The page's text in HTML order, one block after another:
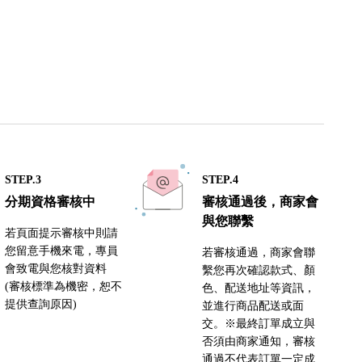
STEP.3
分期資格審核中
若頁面提示審核中則請
您留意手機來電，專員
會致電與您核對資料
(審核標準為機密，恕不
提供查詢原因)
STEP.4
審核通過後，商家會
與您聯繫
若審核通過，商家會聯
繫您再次確認款式、顏
色、配送地址等資訊，
並進行商品配送或面
交。※最終訂單成立與
否須由商家通知，審核
通過不代表訂單一定成